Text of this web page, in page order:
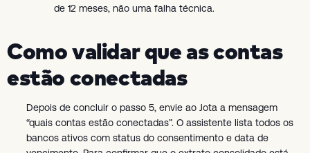
de 12 meses, não uma falha técnica.
Como validar que as contas
estão conectadas
Depois de concluir o passo 5, envie ao Jota a mensagem
“quais contas estão conectadas”. O assistente lista todos os
bancos ativos com status do consentimento e data de